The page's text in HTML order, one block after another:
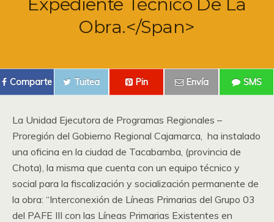
Obra.</span>
Comparte Tuitea Pin Envía SMS
La Unidad Ejecutora de Programas Regionales –
Proregión del Gobierno Regional Cajamarca, ha instalado
una oficina en la ciudad de Tacabamba, (provincia de
Chota), la misma que cuenta con un equipo técnico y
social para la fiscalización y socialización permanente de
la obra: “Interconexión de Líneas Primarias del Grupo 03
del PAFE III con las Líneas Primarias Existentes en